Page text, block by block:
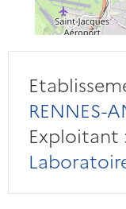
RENNES-
Exploitant